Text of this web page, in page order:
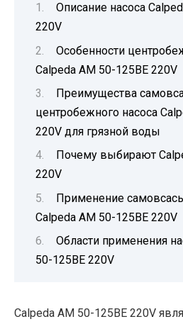
Описание насоса
220V
Особенности
Calpeda AM 50-125BE 220V
Преимущества
центробежного насоса
220V для грязной воды
Почему выбирают
220V
Применение
Calpeda AM 50-125BE 220V
Области применения
50-125BE 220V
Calpeda AM 50-125BE 220V